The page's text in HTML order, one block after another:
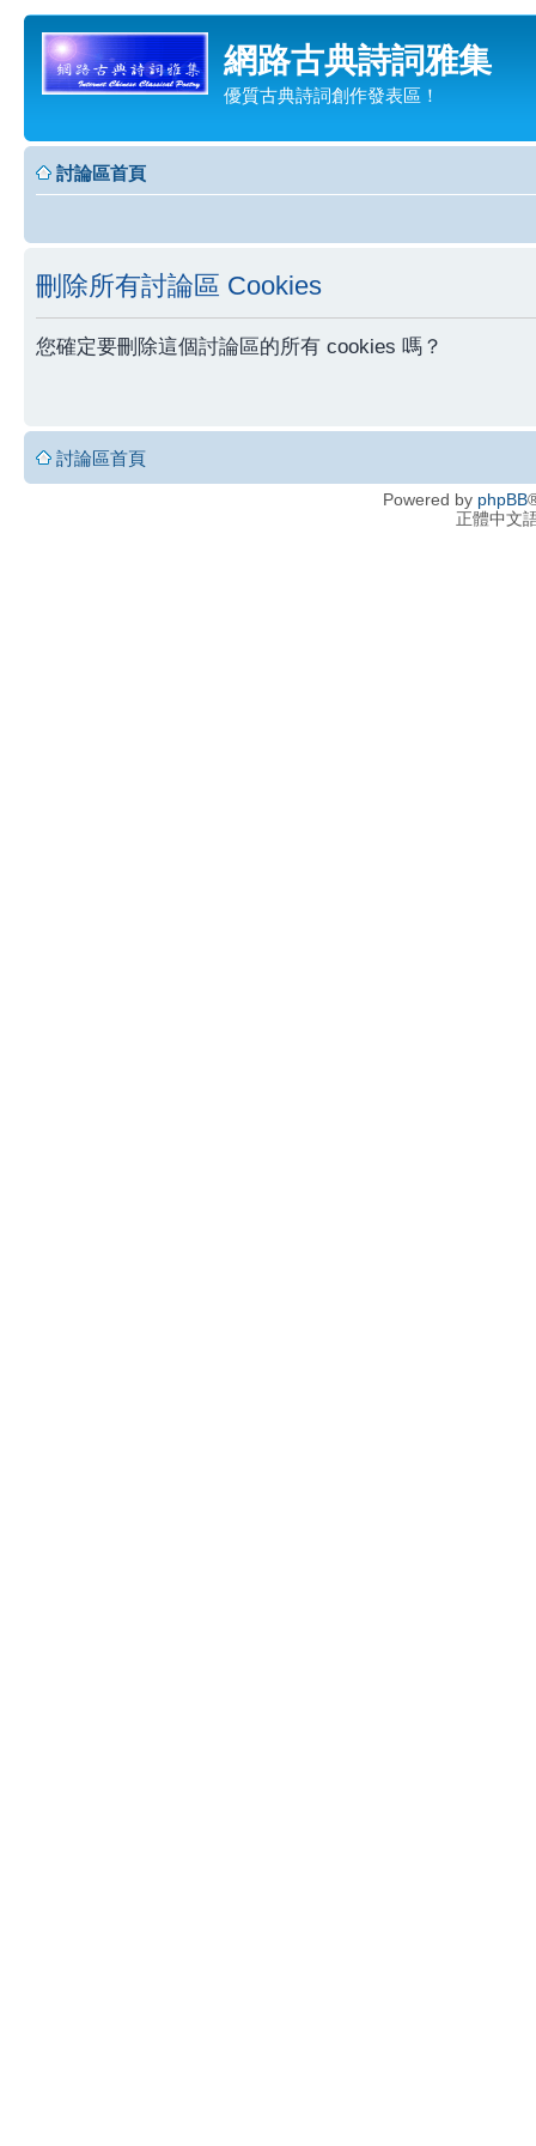
網路古典詩詞雅集
優質古典詩詞創作發表區！
討論區首頁
刪除所有討論區 Cookies
您確定要刪除這個討論區的所有 cookies 嗎？
討論區首頁
Powered by phpBB
正體中文